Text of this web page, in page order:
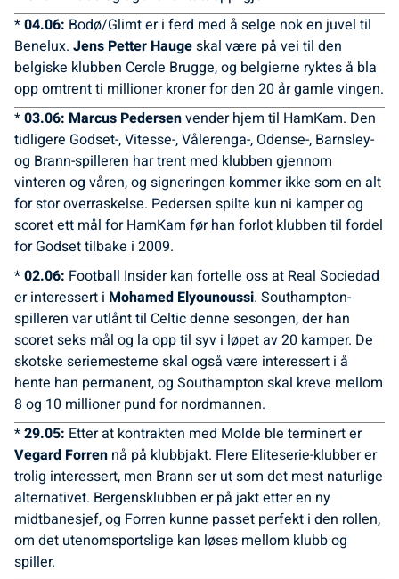
*04.06: Bodø/Glimt er i ferd med å selge nok en juvel til
Benelux. Jens Petter Haugeskal være på vei til den
belgiske klubben Cercle Brugge, og belgierne ryktes å bla
opp omtrent ti millioner kroner for den 20 år gamle vingen.
*03.06: Marcus Pedersenvender hjem til HamKam. Den
tidligere Godset-, Vitesse-, Vålerenga-, Odense-, Barnsley-
og Brann-spilleren har trent med klubben gjennom
vinteren og våren, og signeringen kommer ikke som en alt
for stor overraskelse. Pedersen spilte kun ni kamper og
scoret ett mål for HamKam før han forlot klubben til fordel
for Godset tilbake i 2009.
*02.06: Football Insider kan fortelle oss at Real Sociedad
er interessert i Mohamed Elyounoussi. Southampton-
spilleren var utlånt til Celtic denne sesongen, der han
scoret seks mål og la opp til syv i løpet av 20 kamper. De
skotske seriemesterne skal også være interessert i å
hente han permanent, og Southampton skal kreve mellom
8 og 10 millioner pund for nordmannen.
*29.05: Etter at kontrakten med Molde ble terminert er
Vegard Forren nå på klubbjakt. Flere Eliteserie-klubber er
trolig interessert, men Brann ser ut som det mest naturlige
alternativet. Bergensklubben er på jakt etter en ny
midtbanesjef, og Forren kunne passet perfekt i den rollen,
om det utenomsportslige kan løses mellom klubb og
spiller.